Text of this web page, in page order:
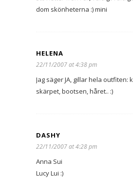
dom skönheterna :) mini
HELENA
22/11/2007 at 4:38 pm
Jag säger JA, gillar hela outfiten:
skärpet, bootsen, håret.. :)
DASHY
22/11/2007 at 4:28 pm
Anna Sui
Lucy Lui :)